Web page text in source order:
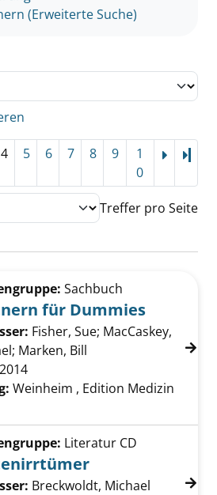
(Erweiterte Suche)
4 5 6 7 8 9
1
0
Treffer pro Seite
Details von Gärtnern für Dummies
Sachbuch
für Dummies
Fisher, Sue; MacCaskey,
; Marken, Bill Suche nach diesem
2014
Weinheim , Edition Medizin
Details von Gartenirrtümer
Literatur CD
Breckwoldt, Michael Suche